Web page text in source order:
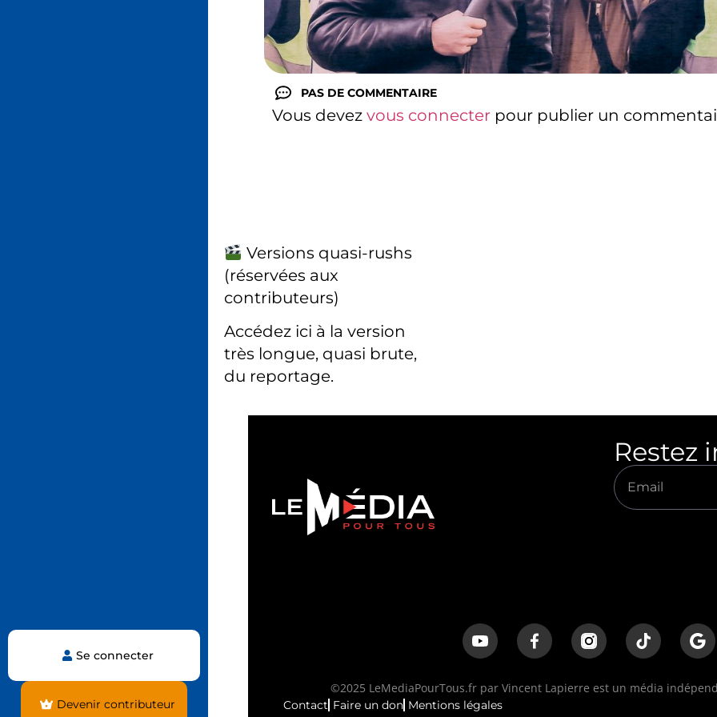
Se connecter
Devenir contributeur
PAS DE COMMENTAIRE
Vous devez vous connecter pour publier un
Versions quasi-rushs
(réservées aux
contributeurs)
Accédez ici à la version
très longue, quasi brute,
du reportage.
Restez
©2025 LeMediaPourTous.fr par Vincent Lapierre est un média
Contact Faire un don Mentions légales